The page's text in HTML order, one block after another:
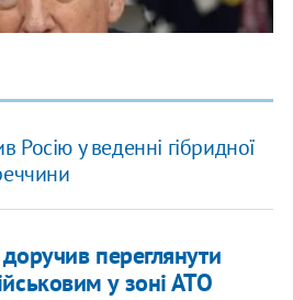
Росію у веденні гібридної
переглянути
у зоні АТО